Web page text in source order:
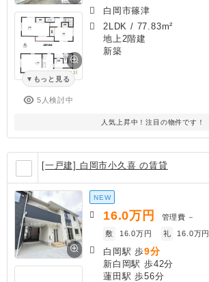
もっと見る
5人検討中
白岡市篠津
2LDK / 77.83m²
地上2階建
新築
人気上昇中！注目の物件です！
[一戸建] 白岡市小久喜 の賃貸
NEW
16.0万円 管理費 －
敷
16.0万円 礼 16.0万円
白岡駅 歩9分
新白岡駅 歩42分
蓮田駅 歩56分